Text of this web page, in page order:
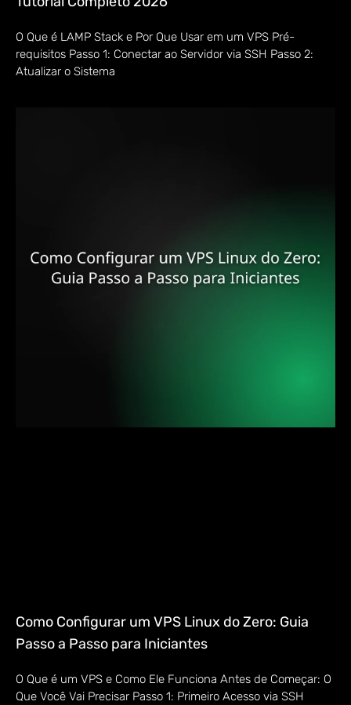
O Que é LAMP Stack e Por Que Usar em um VPS Pré-
requisitos Passo 1: Conectar ao Servidor via SSH Passo 2:
Atualizar o Sistema
Como Configurar um VPS Linux do Zero: Guia
Passo a Passo para Iniciantes
O Que é um VPS e Como Ele Funciona Antes de Começar: O
Que Você Vai Precisar Passo 1: Primeiro Acesso via SSH